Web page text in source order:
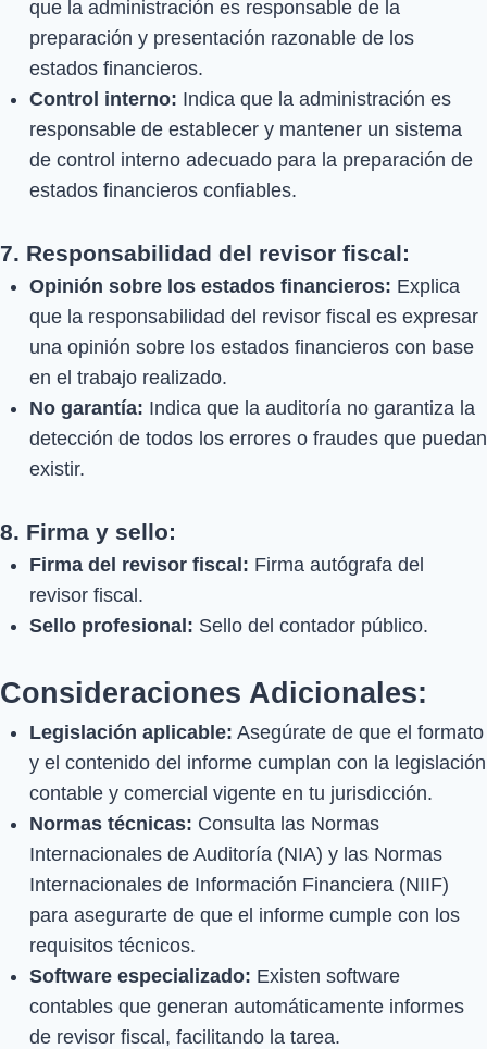
que la administración es responsable de la
preparación y presentación razonable de los
estados financieros.
Control interno: Indica que la administración es
responsable de establecer y mantener un sistema
de control interno adecuado para la preparación de
estados financieros confiables.
7. Responsabilidad del revisor fiscal:
Opinión sobre los estados financieros: Explica
que la responsabilidad del revisor fiscal es expresar
una opinión sobre los estados financieros con base
en el trabajo realizado.
No garantía: Indica que la auditoría no garantiza la
detección de todos los errores o fraudes que puedan
existir.
8. Firma y sello:
Firma del revisor fiscal: Firma autógrafa del
revisor fiscal.
Sello profesional: Sello del contador público.
Consideraciones Adicionales:
Legislación aplicable: Asegúrate de que el formato
y el contenido del informe cumplan con la legislación
contable y comercial vigente en tu jurisdicción.
Normas técnicas: Consulta las Normas
Internacionales de Auditoría (NIA) y las Normas
Internacionales de Información Financiera (NIIF)
para asegurarte de que el informe cumple con los
requisitos técnicos.
Software especializado: Existen software
contables que generan automáticamente informes
de revisor fiscal, facilitando la tarea.